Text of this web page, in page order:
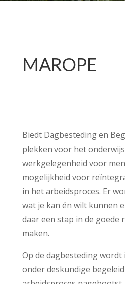
MAROPE
Biedt Dagbesteding en
plekken voor het onderwijs
werkgelegenheid voor
mogelijkheid voor
in het arbeidsproces. Er
wat je kan én wilt kunnen
daar een stap in de goede
maken.
Op de dagbesteding
onder deskundige